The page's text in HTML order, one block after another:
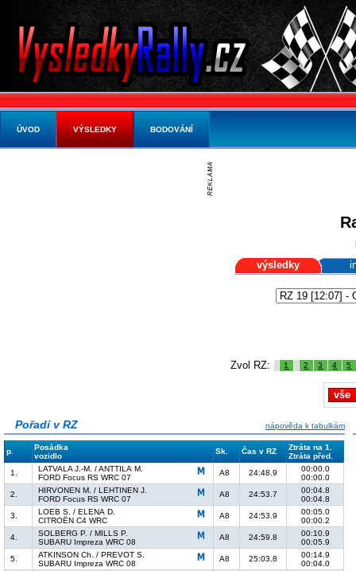
výsledky
Zvol RZ: 1 2 3 4 5
vše
Pořadí v RZ nápověda k tabulkám
p.
Posádka
vozidlo
Sk. Čas v RZ
Ztráta na 1.
Ztráta před.
1.
LATVALA J.-M. / ANTTILA M.
FORD Focus RS WRC 07
A8 24:48.9
00:00.0
00:00.0
2.
HIRVONEN M. / LEHTINEN J.
FORD Focus RS WRC 07
A8 24:53.7
00:04.8
00:04.8
3.
LOEB S. / ELENA D.
CITROËN C4 WRC
A8 24:53.9
00:05.0
00:00.2
4.
SOLBERG P. / MILLS P.
SUBARU Impreza WRC 08
A8 24:59.8
00:10.9
00:05.9
5.
ATKINSON Ch. / PREVOT S.
SUBARU Impreza WRC 08
A8 25:03.8
00:14.9
00:04.0
ÚVOD VÝSLEDKY BODOVÁNÍ